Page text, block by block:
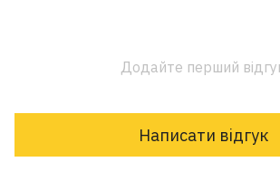
Додайте перший
Написати відгук